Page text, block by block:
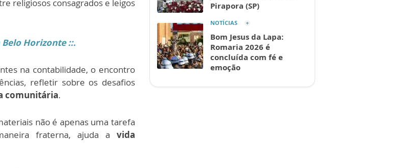
religiosos consagrados e leigos
Horizonte ::.
na contabilidade, o encontro
refletir sobre os desafios
comunitária.
não é apenas uma tarefa
fraterna, ajuda a vida
Pirapora (SP)
NOTÍCIAS
Bom Jesus da Lapa:
Romaria 2026 é
concluída com fé e
emoção